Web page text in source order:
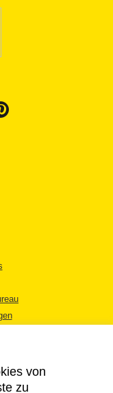
von
zu